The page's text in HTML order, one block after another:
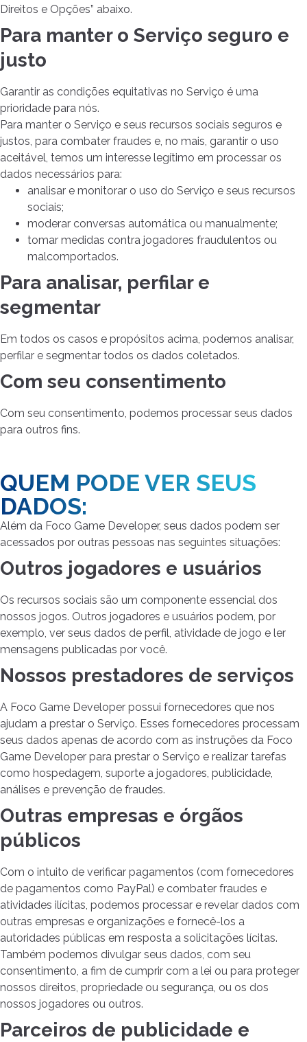
Direitos e Opções” abaixo.
Para manter o Serviço seguro e
justo
Garantir as condições equitativas no Serviço é uma
prioridade para nós.
Para manter o Serviço e seus recursos sociais seguros e
justos, para combater fraudes e, no mais, garantir o uso
aceitável, temos um interesse legítimo em processar os
dados necessários para:
analisar e monitorar o uso do Serviço e seus recursos
sociais;
moderar conversas automática ou manualmente;
tomar medidas contra jogadores fraudulentos ou
malcomportados.
Para analisar, perfilar e
segmentar
Em todos os casos e propósitos acima, podemos analisar,
perfilar e segmentar todos os dados coletados.
Com seu consentimento
Com seu consentimento, podemos processar seus dados
para outros fins.
QUEM PODE VER SEUS
DADOS:
Além da Foco Game Developer, seus dados podem ser
acessados ​​por outras pessoas nas seguintes situações:
Outros jogadores e usuários
Os recursos sociais são um componente essencial dos
nossos jogos. Outros jogadores e usuários podem, por
exemplo, ver seus dados de perfil, atividade de jogo e ler
mensagens publicadas por você.
Nossos prestadores de serviços
A Foco Game Developer possui fornecedores que nos
ajudam a prestar o Serviço. Esses fornecedores processam
seus dados apenas de acordo com as instruções da Foco
Game Developer para prestar o Serviço e realizar tarefas
como hospedagem, suporte a jogadores, publicidade,
análises e prevenção de fraudes.
Outras empresas e órgãos
públicos
Com o intuito de verificar pagamentos (com fornecedores
de pagamentos como PayPal) e combater fraudes e
atividades ilícitas, podemos processar e revelar dados com
outras empresas e organizações e fornecê-los a
autoridades públicas em resposta a solicitações lícitas.
Também podemos divulgar seus dados, com seu
consentimento, a fim de cumprir com a lei ou para proteger
nossos direitos, propriedade ou segurança, ou os dos
nossos jogadores ou outros.
Parceiros de publicidade e